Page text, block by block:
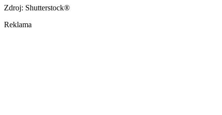
Zdroj: Shutterstock®
Reklama